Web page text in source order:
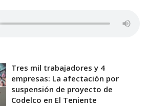
Tres mil trabajadores y 4
empresas: La afectación por
suspensión de proyecto de
Codelco en El Teniente